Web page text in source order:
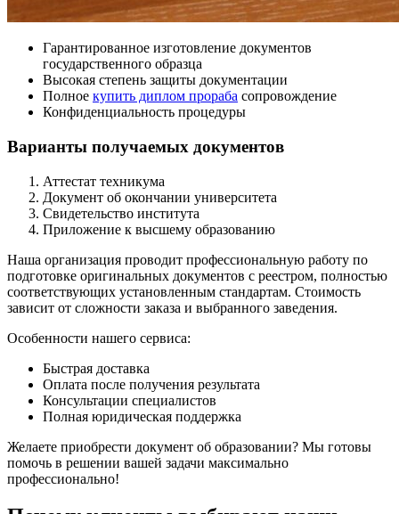
Гарантированное изготовление документов
государственного образца
Высокая степень защиты документации
Полное купить диплом прораба сопровождение
Конфиденциальность процедуры
Варианты получаемых документов
Аттестат техникума
Документ об окончании университета
Свидетельство института
Приложение к высшему образованию
Наша организация проводит профессиональную работу по
подготовке оригинальных документов с реестром, полностью
соответствующих установленным стандартам. Стоимость
зависит от сложности заказа и выбранного заведения.
Особенности нашего сервиса:
Быстрая доставка
Оплата после получения результата
Консультации специалистов
Полная юридическая поддержка
Желаете приобрести документ об образовании? Мы готовы
помочь в решении вашей задачи максимально
профессионально!